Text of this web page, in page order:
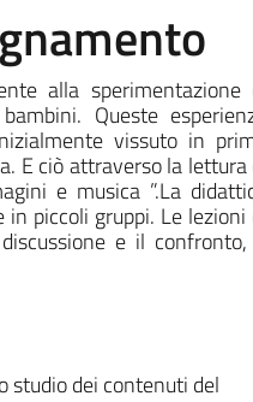
alla sperimentazione
Queste
vissuto in
E ciò attraverso la lettura
e musica ”.La
piccoli gruppi. Le lezioni
e il
studio dei contenuti del